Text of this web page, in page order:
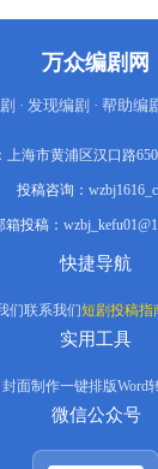
病发。婚礼当天，屏
血。他冷笑：“爱情？我
而下。但她留下了一对
头与狗抢食。女儿被送
抠妈妈抠了十五年。十五
兮兮的老头——那是她
都把肉让给她，自己饿着
原谅？他病重时，她守
终于叫出她的名字：“念
起……”她说：“不能原谅
她。最后一次，公交车驶
1314路，接她上车。车
里，穿着她五岁记忆里的
万众编剧网
· 发现编剧 · 帮助编
上海市黄浦区汉口路
投稿咨询：
箱投稿：
快捷导航
们联系我们短剧投稿指
实用工具
封面制作一键排版Word
微信公众号